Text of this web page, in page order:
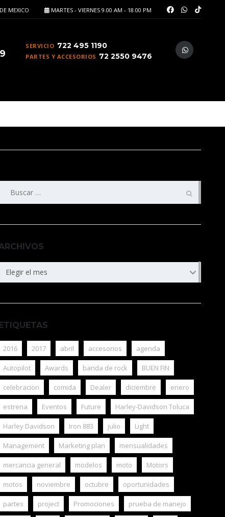
MARTES - VIERNES 9.00 AM - 18.00 PM
MEXICO
SERVICIO 722 495 1190
PARTES Y ACCESORIOS 72 2550 9476
Elegir el mes
2016 2017 abril accesorios agenda
Autopilot Awards banda de rock BUEN FIN
celebracion comida Dealer diciembre enero
estrena Eventos Future Harley-Davidson Toluca
Harley Davidson Iron 883 julio Light
Management Marketing plan mensualidades
mercancia general modelos moto Motors
motos noviembre octubre oportunidades
partes project Promociones prueba de manejo